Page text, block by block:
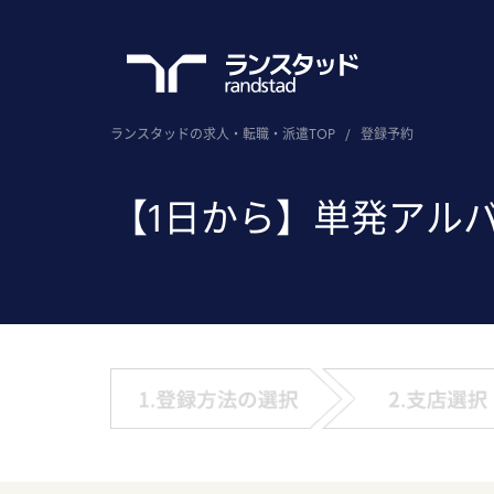
ランスタッドの求人・転職・派遣TOP / 登録予約
【1日から】単発アル